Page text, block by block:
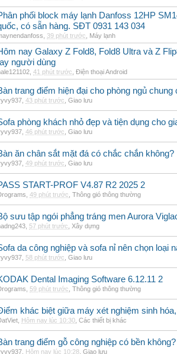
phối block máy lạnh Danfoss 12HP
có sẵn hàng. SĐT 0931 143 034
39 phút trước Máy lạnh
nay Galaxy Z Fold8, Fold8 Ultra và Z
người dùng
41 phút trước Điện thoại Android
trang điểm hiện đại cho phòng ngủ chung
43 phút trước Giao lưu
phòng khách nhỏ đẹp và tiện dụng cho
46 phút trước Giao lưu
ăn chân sắt mặt đá có chắc chắn không?
49 phút trước Giao lưu
START-PROF V4.87 R2 2025 2
49 phút trước Thông gió thông thường
sưu tập ngói phẳng tráng men Aurora
57 phút trước Xây dựng
da công nghiệp và sofa nỉ nên chọn loại
58 phút trước Giao lưu
Dental Imaging Software 6.12.11 2
59 phút trước Thông gió thông thường
khác biệt giữa máy xét nghiệm sinh
Hôm nay lúc 10:30 Các thiết bị khác
trang điểm gỗ công nghiệp có bền không?
Hôm nay lúc 10:28 Giao lưu